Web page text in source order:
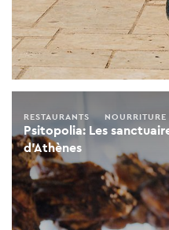
Psitopolia: Les
d'Athènes
RESTAURANTS